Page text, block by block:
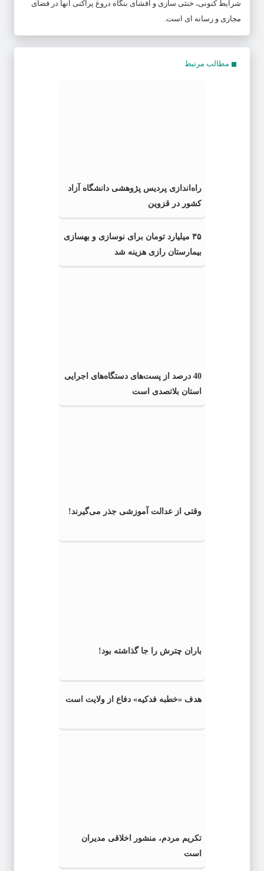
شرایط کنونی، خنثی سازی و افشای بنگاه دروغ پراکنی آنها در فضای
مجازی و رسانه ای است.
مطالب مرتبط
راه‌اندازی پردیس پژوهشی دانشگاه آزاد
کشور در قزوین
۳۵ میلیارد تومان برای نوسازی و بهسازی
بیمارستان رازی هزینه شد
40 درصد از پست‌های دستگاه‌های اجرایی
استان بلاتصدی است
وقتی از عدالت آموزشی جذر می‌گیرند!
باران چترش را جا گذاشته بود!
هدف «خطبه فدکیه» دفاع از ولایت است
تکریم مردم، منشور اخلاقی مدیران
است